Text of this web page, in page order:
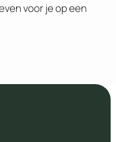
voor je op een